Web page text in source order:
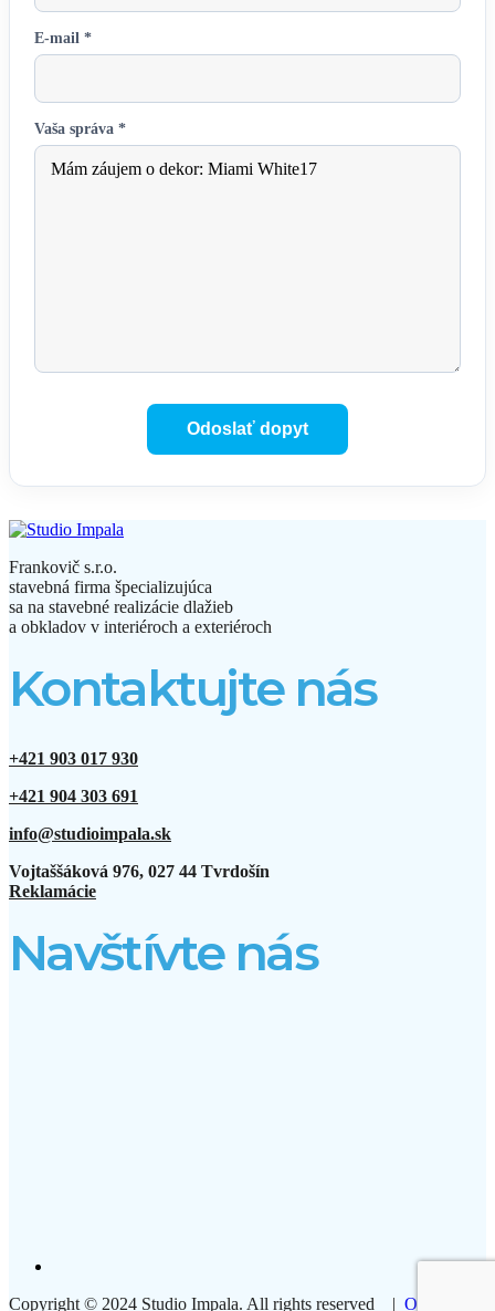
E-mail *
Vaša správa *
Frankovič s.r.o.
stavebná firma špecializujúca
sa na stavebné realizácie dlažieb
a obkladov v interiéroch a exteriéroch
Kontaktujte nás
+421 903 017 930
+421 904 303 691
info@studioimpala.sk
Vojtaššáková 976, 027 44 Tvrdošín
Reklamácie
Navštívte nás
Copyright © 2024 Studio Impala. All rights reserved | Ochrana